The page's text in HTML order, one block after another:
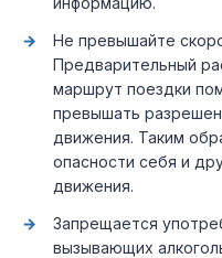
Не превышайте
Предварительный
маршрут поездки
превышать
движения. Таким
опасности себя и
движения.
Запрещается
вызывающих